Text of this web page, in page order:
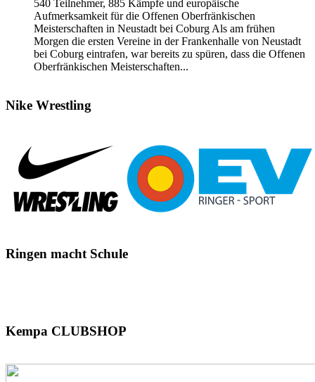
540 Teilnehmer, 885 Kämpfe und europäische
Aufmerksamkeit für die Offenen Oberfränkischen
Meisterschaften in Neustadt bei Coburg Als am frühen
Morgen die ersten Vereine in der Frankenhalle von Neustadt
bei Coburg eintrafen, war bereits zu spüren, dass die Offenen
Oberfränkischen Meisterschaften...
Nike Wrestling
Ringen macht Schule
Kempa CLUBSHOP